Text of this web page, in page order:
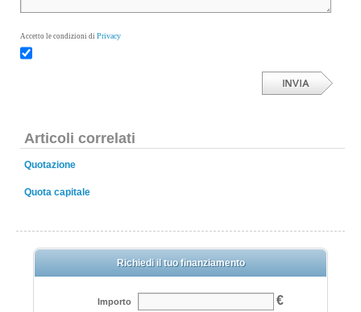
Accetto le condizioni di Privacy
Articoli correlati
Quotazione
Quota capitale
Richiedi il tuo finanziamento
Importo €